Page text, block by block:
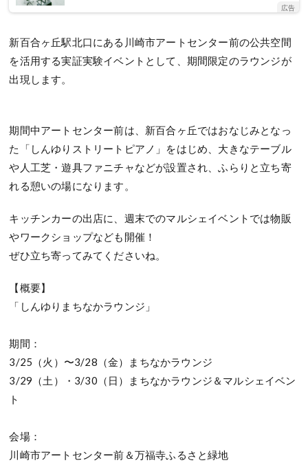
広告
新百合ヶ丘駅北口にある川崎市アートセンター前の公共空間
を活用する実証実験イベントとして、期間限定のラウンジが
出現します。
期間中アートセンター前は、新百合ヶ丘ではおなじみとなっ
た「しんゆりストリートピアノ」をはじめ、大きなテーブル
や人工芝・遊具ファニチャなどが設置され、ふらりと立ち寄
れる憩いの場になります。
キッチンカーの出店に、週末でのマルシェイベントでは物販
やワークショップなども開催！
ぜひ立ち寄ってみてくださいね。
【概要】
「しんゆりまちなかラウンジ」
期間：
3/25（火）〜3/28（金）まちなかラウンジ
3/29（土）・3/30（日）まちなかラウンジ＆マルシェイベン
ト
会場：
川崎市アートセンター前＆万福寺ふるさと緑地